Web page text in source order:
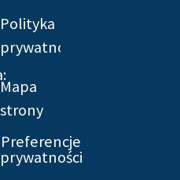
Polityka
prywatności
Mapa
strony
Preferencje
prywatności